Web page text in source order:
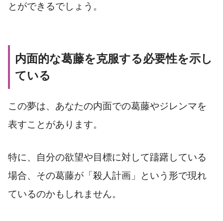
とができるでしょう。
内面的な葛藤を克服する必要性を示し
ている
この夢は、あなたの内面での葛藤やジレンマを
表すことがあります。
特に、自分の欲望や目標に対して躊躇している
場合、その葛藤が「殺人計画」という形で現れ
ているのかもしれません。